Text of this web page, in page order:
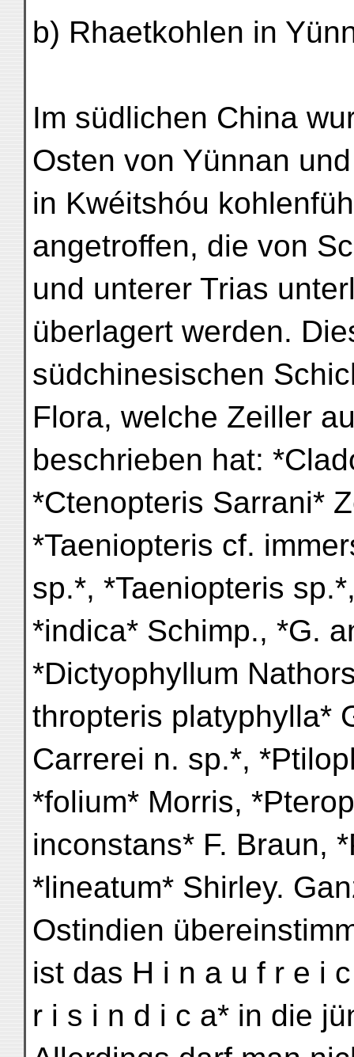
b) Rhaetkohlen in
Im südlichen China
Osten von Yünnan und
in Kwéitshóu
angetroffen, die von
und unterer Trias
überlagert werden.
südchinesischen
Flora, welche Zeiller
beschrieben hat:
*Ctenopteris Sarrani*
*Taeniopteris cf.
sp.*, *Taeniopteris
*indica* Schimp., *G.
*Dictyophyllum
thropteris platyphylla*
Carrerei n. sp.*,
*folium* Morris,
inconstans* F. Braun,
*lineatum* Shirley.
Ostindien
ist das H i n a u f r e i
r i s i n d i c a* in die